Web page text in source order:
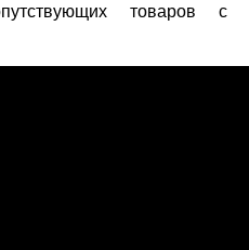
товаров с